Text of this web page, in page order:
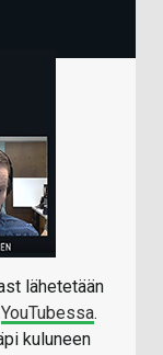
lähetetään
YouTubessa.
kuluneen